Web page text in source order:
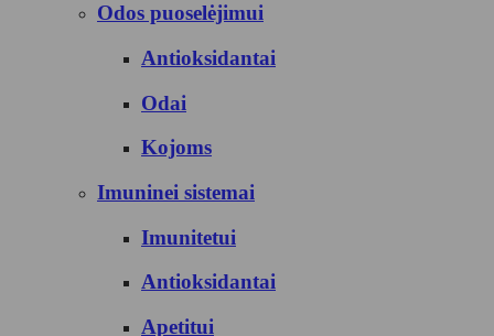
Odos puoselėjimui
Antioksidantai
Odai
Kojoms
Imuninei sistemai
Imunitetui
Antioksidantai
Apetitui